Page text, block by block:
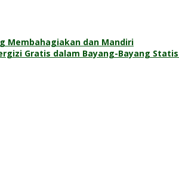
Membahagiakan dan Mandiri
Gratis dalam Bayang-Bayang